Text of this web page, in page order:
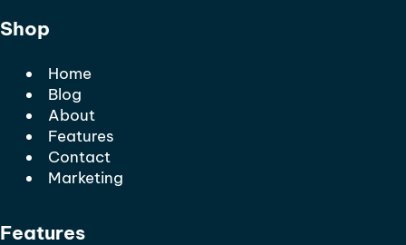
Shop
Home
Blog
About
Features
Contact
Marketing
Features